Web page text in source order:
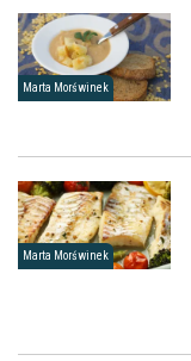
Marta Morświnek
Marta Morświnek